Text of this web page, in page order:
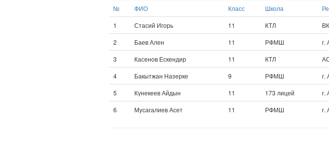
№ ФИО Класс Школа
1
Стасий Игорь 11 КТЛ
2
Баев Ален 11 РФМШ г.
3
Касенов Ескендир 11 КТЛ
4
Бакытжан Назерке 9 РФМШ г.
5
Күнекеев Айдын 11 173 лицей г.
6
Мусагалиев Асет 11 РФМШ г.